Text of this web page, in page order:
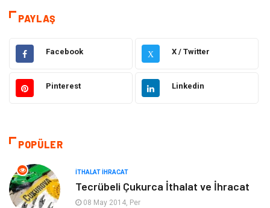
Tanıtıcı Reklam
Gıda Elektrik Elektronik
Eğitim & Kariyer Hukuk
Ulaşım ve Taşımacılık
Bilgisayar ve Yazılım
Emlak
PAYLAŞ
Facebook X X / Twitter
Pinterest Linkedin
POPÜLER
İTHALAT İHRACAT
Tecrübeli Çukurca İthalat ve İhracat
08 May 2014, Per